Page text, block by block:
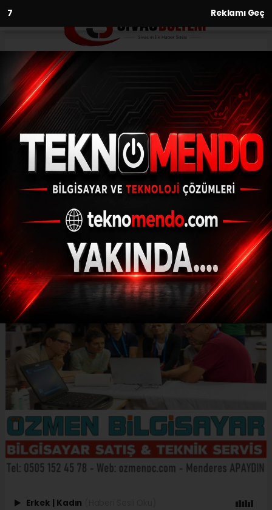
6 Reklamı Geç
Anasayfa Sağlık
Mezoterapi kongresinden
büyük katkı
(İHA) - İhlas Haber Ajansı | 29.09.2024 - 16:31, Güncelleme:
29.09.2024 - 16:13
Mezoterapi kongresinden büyük katkı
Erkek | Kadın